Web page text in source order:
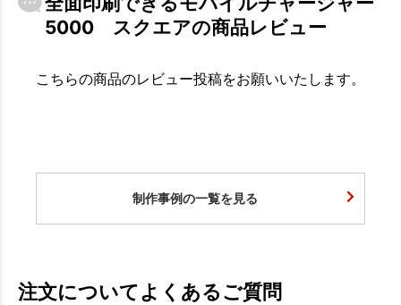
5000 スクエアの商品レビュー
こちらの商品のレビュー投稿をお願いいたします。
制作事例の一覧を見る
注文についてよくあるご質問